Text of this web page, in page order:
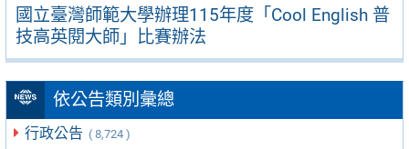
國立臺灣師範大學辦理115年度「Cool English 普
技高英閱大師」比賽辦法
依公告類別彙總
行政公告 ( 8,724 )